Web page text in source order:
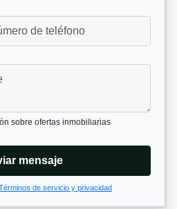
sobre ofertas inmobiliarias
mensaje
de servicio y privacidad